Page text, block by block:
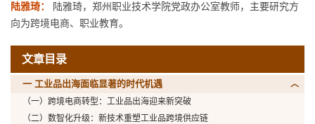
陆雅琦：
陆雅琦，郑州职业技术学院党政办公室教师，主要研究方
向为跨境电商、职业教育。
文章目录
一 工业品出海面临显著的时代机遇
（一）跨境电商转型：工业品出海迎来新突破
（二）数智化升级：新技术重塑工业品跨境供应链